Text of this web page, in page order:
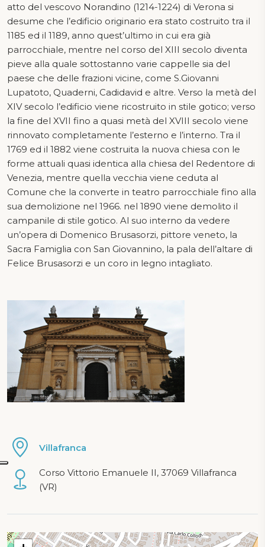
atto del vescovo Norandino (1214-1224) di Verona si
desume che l’edificio originario era stato costruito tra il
1185 ed il 1189, anno quest’ultimo in cui era già
parrocchiale, mentre nel corso del XIII secolo diventa
pieve alla quale sottostanno varie cappelle sia del
paese che delle frazioni vicine, come S.Giovanni
Lupatoto, Quaderni, Cadidavid e altre. Verso la metà del
XIV secolo l’edificio viene ricostruito in stile gotico; verso
la fine del XVII fino a quasi metà del XVIII secolo viene
rinnovato completamente l’esterno e l’interno. Tra il
1769 ed il 1882 viene costruita la nuova chiesa con le
forme attuali quasi identica alla chiesa del Redentore di
Venezia, mentre quella vecchia viene ceduta al
Comune che la converte in teatro parrocchiale fino alla
sua demolizione nel 1966. nel 1890 viene demolito il
campanile di stile gotico. Al suo interno da vedere
un’opera di Domenico Brusasorzi, pittore veneto, la
Sacra Famiglia con San Giovannino, la pala dell’altare di
Felice Brusasorzi e un coro in legno intagliato.
Villafranca
Corso Vittorio Emanuele II, 37069 Villafranca
(VR)
mappa in caricamento...